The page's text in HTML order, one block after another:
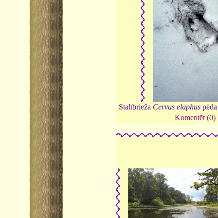
Staltbrieža Cervus elaphus
Komentēt (0)